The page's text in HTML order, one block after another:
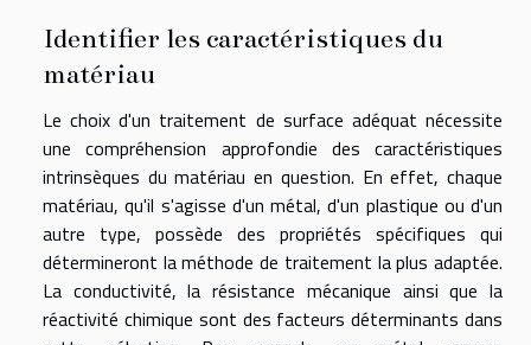
Identifier les caractéristiques du
matériau
Le choix d'un traitement de surface adéquat nécessite
une compréhension approfondie des caractéristiques
intrinsèques du matériau en question. En effet, chaque
matériau, qu'il s'agisse d'un métal, d'un plastique ou d'un
autre type, possède des propriétés spécifiques qui
détermineront la méthode de traitement la plus adaptée.
La conductivité, la résistance mécanique ainsi que la
réactivité chimique sont des facteurs déterminants dans